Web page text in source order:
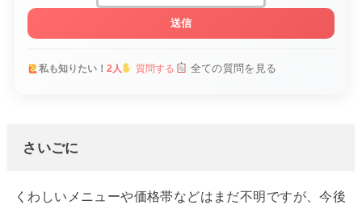
送信
私も知りたい！ 2人 質問する 全ての質問を見る
さいごに
くわしいメニューや価格帯などはまだ不明ですが、今後